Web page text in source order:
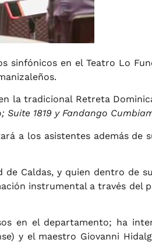
sinfónicos en el Teatro Lo
la tradicional Retreta
1819 y Fandango
a los asistentes además de
de Caldas, y quien dentro de
instrumental a través del
en el departamento; ha
y el maestro Giovanni